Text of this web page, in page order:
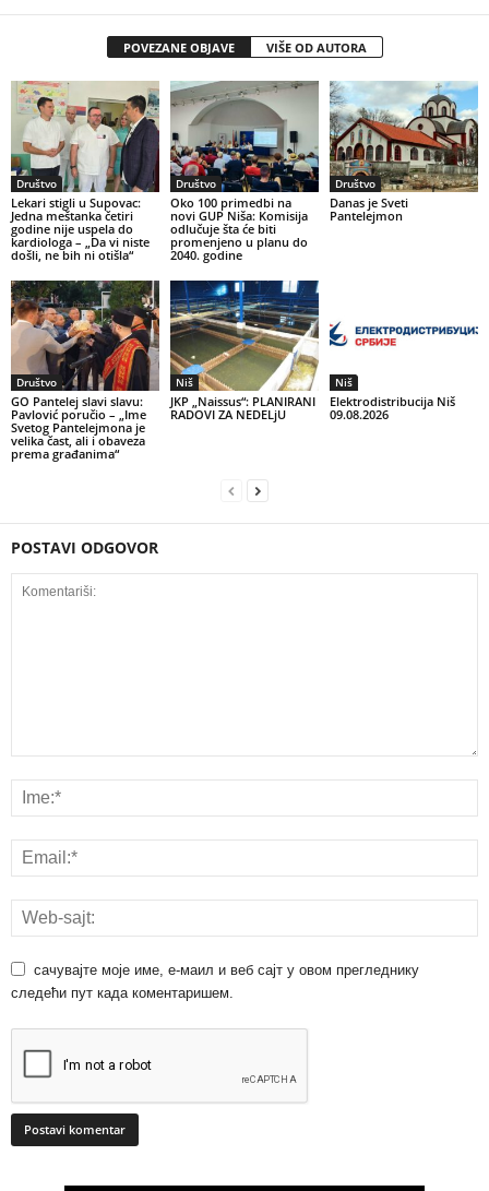
POVEZANE OBJAVE VIŠE OD AUTORA
Društvo
Lekari stigli u Supovac:
Jedna meštanka četiri
godine nije uspela do
kardiologa – „Da vi niste
došli, ne bih ni otišla“
Društvo
Oko 100 primedbi na
novi GUP Niša: Komisija
odlučuje šta će biti
promenjeno u planu do
2040. godine
Društvo
Danas je Sveti
Pantelejmon
Društvo
GO Pantelej slavi slavu:
Pavlović poručio – „Ime
Svetog Pantelejmona je
velika čast, ali i obaveza
prema građanima“
Niš
JKP „Naissus“: PLANIRANI
RADOVI ZA NEDELjU
Niš
Elektrodistribucija Niš
09.08.2026
POSTAVI ODGOVOR
сачувајте моје име, е-маил и веб сајт у овом прегледнику
следећи пут када коментаришем.